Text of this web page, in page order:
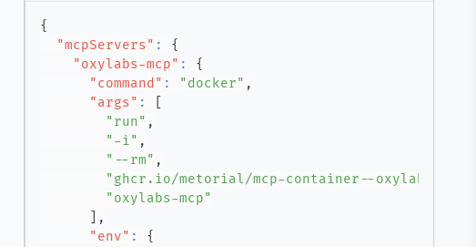
{
"mcpServers" :
{
"oxylabs-mcp" :
{
"command" : "docker" ,
"args" :
"run" ,
"-i" ,
"--rm" ,
"ghcr.io/metorial/mcp-container--oxylabs--
"oxylabs-mcp"
,
"env" :
{